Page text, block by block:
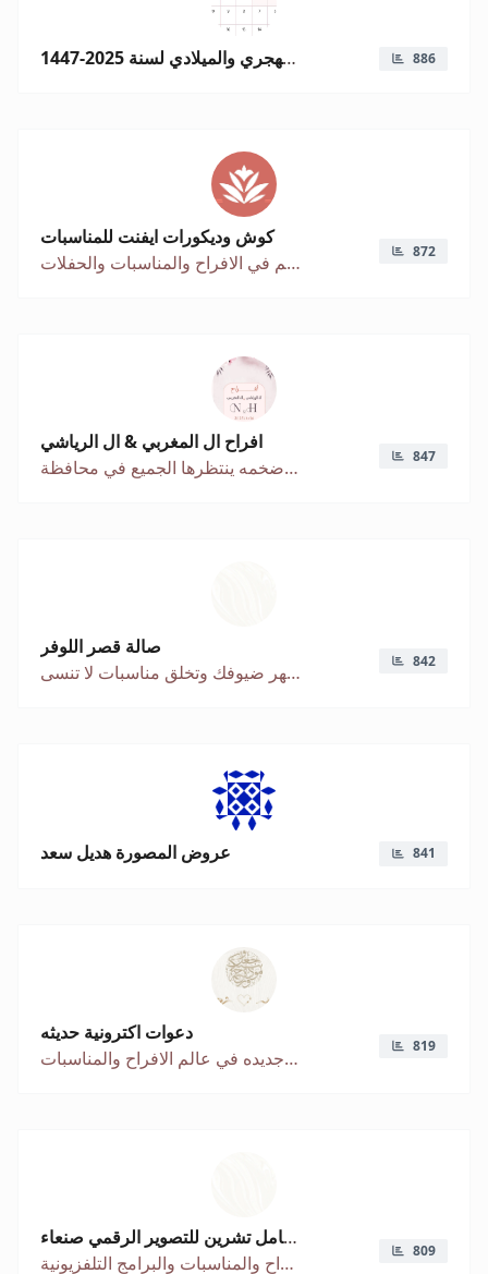
التقويم الهجري والميلادي لسنة 2025-1447 886
كوش وديكورات ايفنت للمناسبات
عالم في الافراح والمناسبات والحفلات
872
افراح ال المغربي & ال الرياشي
مناسبة ضخمه ينتظرها الجميع في محافظة
847
صالة قصر اللوفر
تفاصيل كلاسيكية تبهر ضيوفك وتخلق مناسبات لا تنسى
842
عروض المصورة هديل سعد 841
دعوات اكترونية حديثه
طريقه جديده في عالم الافراح والمناسبات
819
معامل تشرين للتصوير الرقمي صنعاء
تشرين للتصوير افضل معمل تصوير في اليمن متخصص في الافراح والمناسبات والبرامج التلفزيونية
809